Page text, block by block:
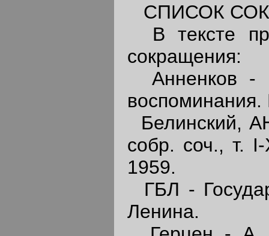
СПИСОК
В тексте
сокращения:
Анненков -
воспоминания.
Белинский,
собр. соч., т.
1959.
ГБЛ -
Ленина.